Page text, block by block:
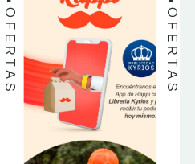
OFERTAS
OFERTAS